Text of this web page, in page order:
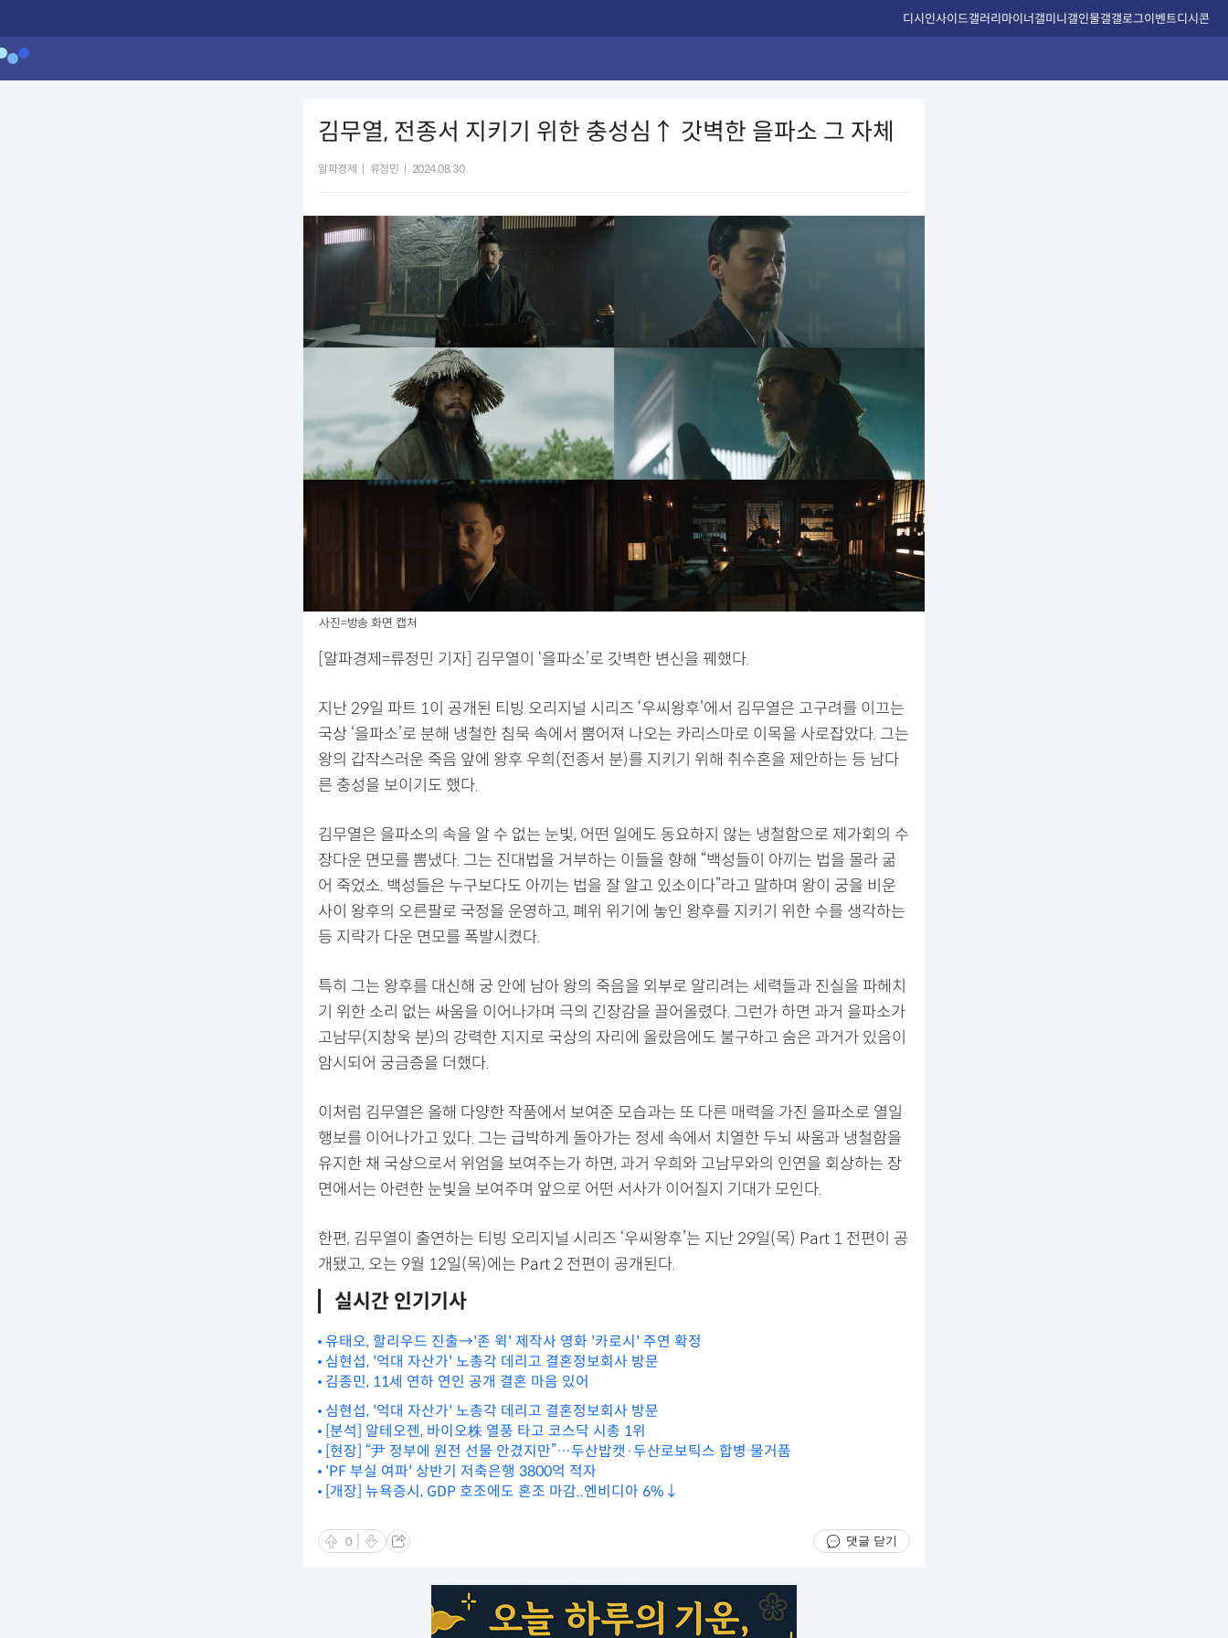
디시인사이드갤러리마이너갤미니갤인물갤갤로그이벤트디시콘
김무열, 전종서 지키기 위한 충성심↑ 갓벽한 을파소 그 자체
알파경제 류정민 2024.08.30
사진=방송 화면 캡처
[알파경제=류정민 기자] 김무열이 ‘을파소’로 갓벽한 변신을 꿰했다.
지난 29일 파트 1이 공개된 티빙 오리지널 시리즈 ‘우씨왕후’에서 김무열은 고구려를 이끄는
국상 ‘을파소’로 분해 냉철한 침묵 속에서 뿜어져 나오는 카리스마로 이목을 사로잡았다. 그는
왕의 갑작스러운 죽음 앞에 왕후 우희(전종서 분)를 지키기 위해 취수혼을 제안하는 등 남다
른 충성을 보이기도 했다.
김무열은 을파소의 속을 알 수 없는 눈빛, 어떤 일에도 동요하지 않는 냉철함으로 제가회의 수
장다운 면모를 뽐냈다. 그는 진대법을 거부하는 이들을 향해 “백성들이 아끼는 법을 몰라 굶
어 죽었소. 백성들은 누구보다도 아끼는 법을 잘 알고 있소이다”라고 말하며 왕이 궁을 비운
사이 왕후의 오른팔로 국정을 운영하고, 폐위 위기에 놓인 왕후를 지키기 위한 수를 생각하는
등 지략가 다운 면모를 폭발시켰다.
특히 그는 왕후를 대신해 궁 안에 남아 왕의 죽음을 외부로 알리려는 세력들과 진실을 파헤치
기 위한 소리 없는 싸움을 이어나가며 극의 긴장감을 끌어올렸다. 그런가 하면 과거 을파소가
고남무(지창욱 분)의 강력한 지지로 국상의 자리에 올랐음에도 불구하고 숨은 과거가 있음이
암시되어 궁금증을 더했다.
이처럼 김무열은 올해 다양한 작품에서 보여준 모습과는 또 다른 매력을 가진 을파소로 열일
행보를 이어나가고 있다. 그는 급박하게 돌아가는 정세 속에서 치열한 두뇌 싸움과 냉철함을
유지한 채 국상으로서 위엄을 보여주는가 하면, 과거 우희와 고남무와의 인연을 회상하는 장
면에서는 아련한 눈빛을 보여주며 앞으로 어떤 서사가 이어질지 기대가 모인다.
한편, 김무열이 출연하는 티빙 오리지널 시리즈 ‘우씨왕후’는 지난 29일(목) Part 1 전편이 공
개됐고, 오는 9월 12일(목)에는 Part 2 전편이 공개된다.
실시간 인기기사
유태오, 할리우드 진출→'존 윅' 제작사 영화 '카로시' 주연 확정
심현섭, '억대 자산가' 노총각 데리고 결혼정보회사 방문
김종민, 11세 연하 연인 공개 결혼 마음 있어
심현섭, '억대 자산가' 노총각 데리고 결혼정보회사 방문
[분석] 알테오젠, 바이오株 열풍 타고 코스닥 시총 1위
[현장] “尹 정부에 원전 선물 안겼지만”…두산밥캣·두산로보틱스 합병 물거품
'PF 부실 여파' 상반기 저축은행 3800억 적자
[개장] 뉴욕증시, GDP 호조에도 혼조 마감..엔비디아 6%↓
0 댓글 닫기